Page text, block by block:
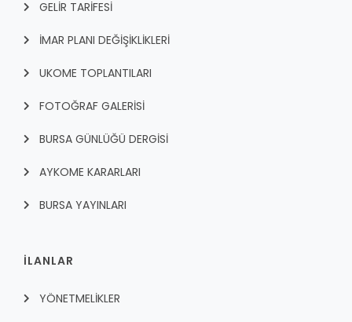
GELİR TARİFESİ
İMAR PLANI DEĞİŞİKLİKLERİ
UKOME TOPLANTILARI
FOTOĞRAF GALERİSİ
BURSA GÜNLÜĞÜ DERGİSİ
AYKOME KARARLARI
BURSA YAYINLARI
İLANLAR
YÖNETMELİKLER